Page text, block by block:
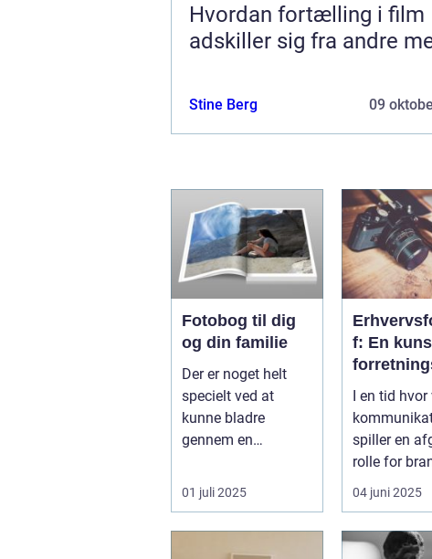
Hvordan fortælling i film
adskiller sig fra andre
Stine Berg 09
Fotobog til dig
og din familie
Der er noget helt
specielt ved at
kunne bladre
gennem en
bogstaveligt samler
minde...
01 juli 2025
f: En
I en tid hvor
spiller en
rolle for
markedsfø...
04 juni 2025